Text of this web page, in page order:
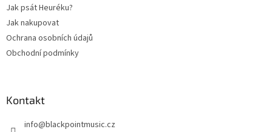
Jak psát Heuréku?
Jak nakupovat
Ochrana osobních údajů
Obchodní podmínky
Kontakt
info@blackpointmusic.cz